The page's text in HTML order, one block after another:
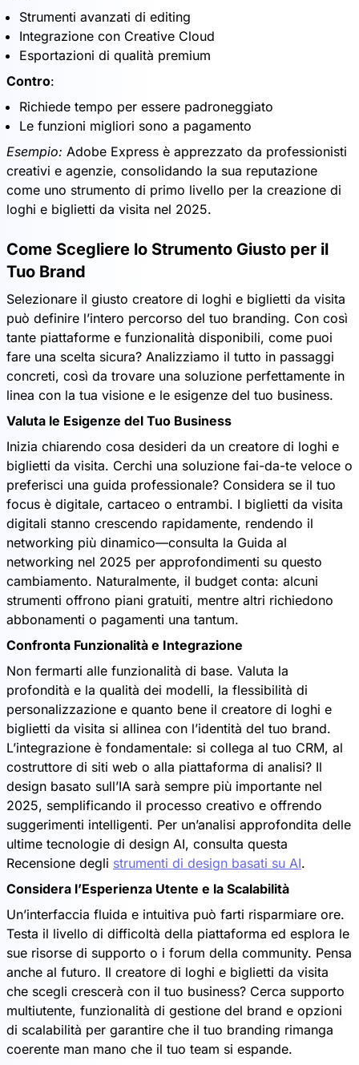
Strumenti avanzati di editing
Integrazione con Creative Cloud
Esportazioni di qualità premium
Contro:
Richiede tempo per essere padroneggiato
Le funzioni migliori sono a pagamento
Esempio: Adobe Express è apprezzato da professionisti
creativi e agenzie, consolidando la sua reputazione
come uno strumento di primo livello per la creazione di
loghi e biglietti da visita nel 2025.
Come Scegliere lo Strumento Giusto per il
Tuo Brand
Selezionare il giusto creatore di loghi e biglietti da visita
può definire l’intero percorso del tuo branding. Con così
tante piattaforme e funzionalità disponibili, come puoi
fare una scelta sicura? Analizziamo il tutto in passaggi
concreti, così da trovare una soluzione perfettamente in
linea con la tua visione e le esigenze del tuo business.
Valuta le Esigenze del Tuo Business
Inizia chiarendo cosa desideri da un creatore di loghi e
biglietti da visita. Cerchi una soluzione fai-da-te veloce o
preferisci una guida professionale? Considera se il tuo
focus è digitale, cartaceo o entrambi. I biglietti da visita
digitali stanno crescendo rapidamente, rendendo il
networking più dinamico—consulta la Guida al
networking nel 2025 per approfondimenti su questo
cambiamento. Naturalmente, il budget conta: alcuni
strumenti offrono piani gratuiti, mentre altri richiedono
abbonamenti o pagamenti una tantum.
Confronta Funzionalità e Integrazione
Non fermarti alle funzionalità di base. Valuta la
profondità e la qualità dei modelli, la flessibilità di
personalizzazione e quanto bene il creatore di loghi e
biglietti da visita si allinea con l’identità del tuo brand.
L’integrazione è fondamentale: si collega al tuo CRM, al
costruttore di siti web o alla piattaforma di analisi? Il
design basato sull’IA sarà sempre più importante nel
2025, semplificando il processo creativo e offrendo
suggerimenti intelligenti. Per un’analisi approfondita delle
ultime tecnologie di design AI, consulta questa
Recensione degli strumenti di design basati su AI.
Considera l’Esperienza Utente e la Scalabilità
Un’interfaccia fluida e intuitiva può farti risparmiare ore.
Testa il livello di difficoltà della piattaforma ed esplora le
sue risorse di supporto o i forum della community. Pensa
anche al futuro. Il creatore di loghi e biglietti da visita
che scegli crescerà con il tuo business? Cerca supporto
multiutente, funzionalità di gestione del brand e opzioni
di scalabilità per garantire che il tuo branding rimanga
coerente man mano che il tuo team si espande.